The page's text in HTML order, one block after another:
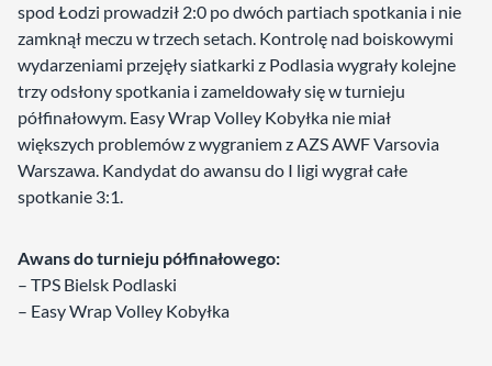
spod Łodzi prowadził 2:0 po dwóch partiach spotkania i nie
zamknął meczu w trzech setach. Kontrolę nad boiskowymi
wydarzeniami przejęły siatkarki z Podlasia wygrały kolejne
trzy odsłony spotkania i zameldowały się w turnieju
półfinałowym. Easy Wrap Volley Kobyłka nie miał
większych problemów z wygraniem z AZS AWF Varsovia
Warszawa. Kandydat do awansu do I ligi wygrał całe
spotkanie 3:1.
Awans do turnieju półfinałowego:
– TPS Bielsk Podlaski
– Easy Wrap Volley Kobyłka